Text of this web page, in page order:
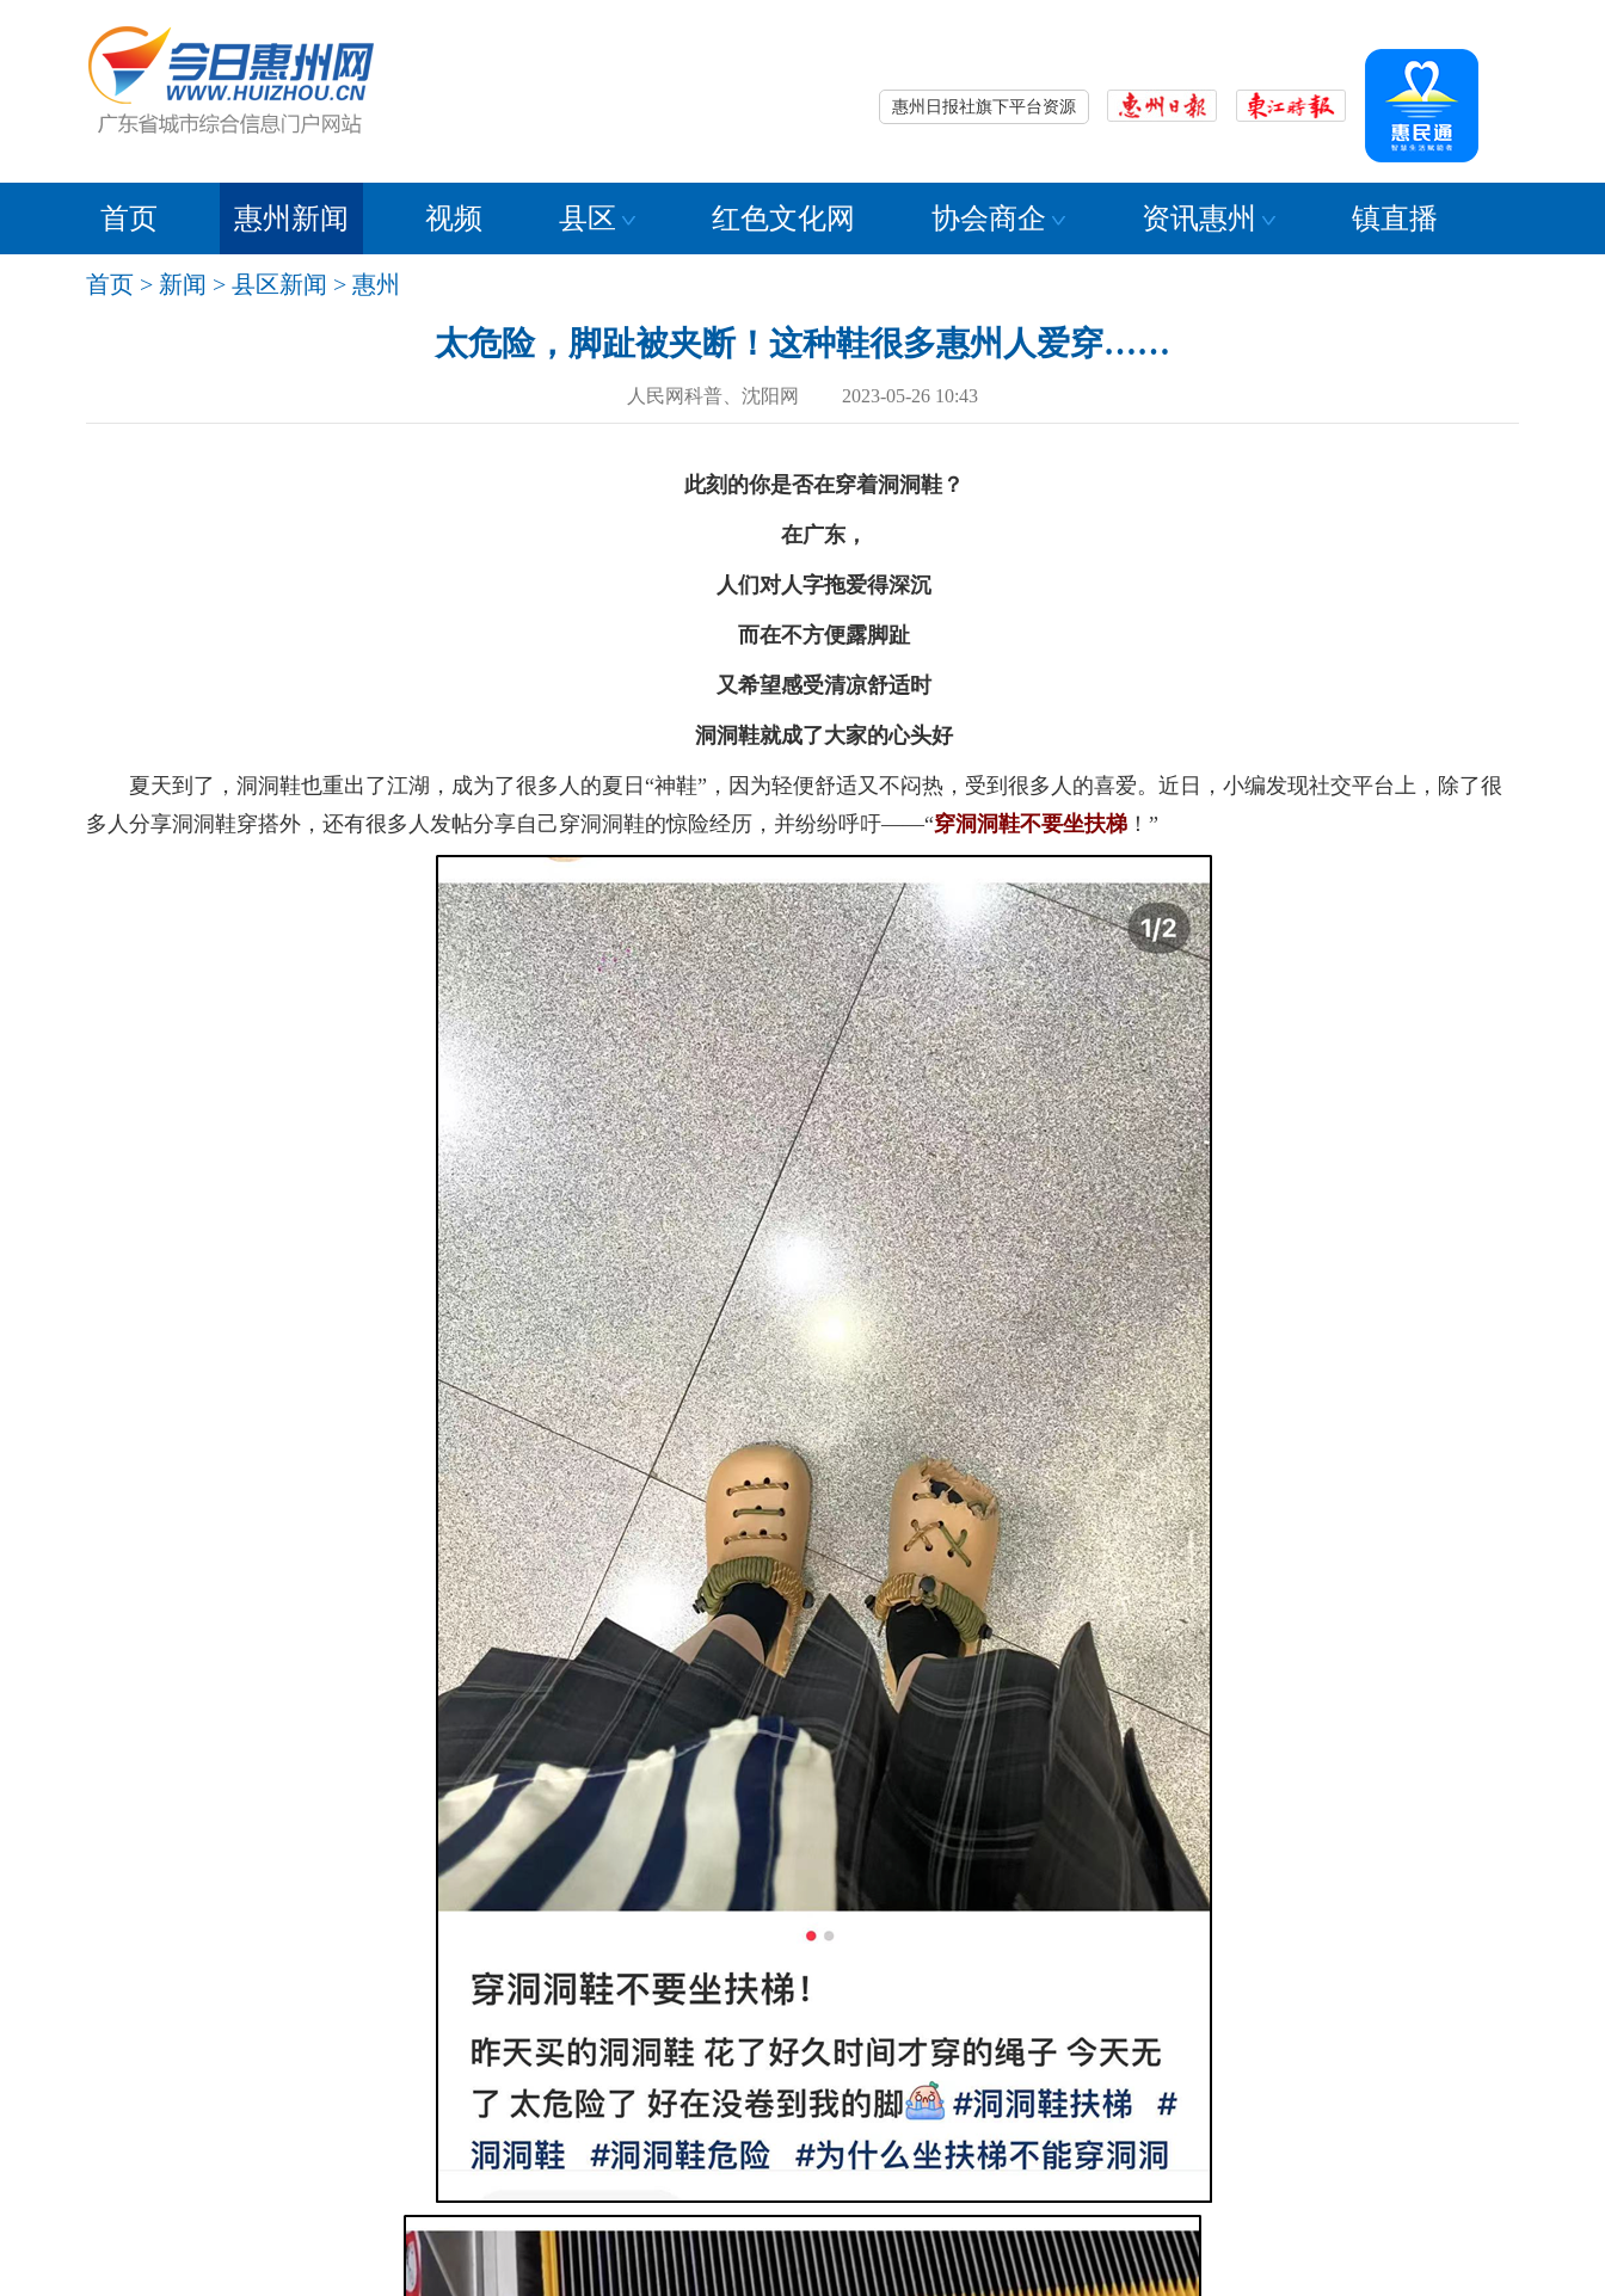
惠州日报社旗下平台资源
首页 惠州新闻 视频 县区 红色文化网 协会商企 资讯惠州 镇直播
首页 > 新闻 > 县区新闻 > 惠州
太危险，脚趾被夹断！这种鞋很多惠州人爱穿……
人民网科普、沈阳网 2023-05-26 10:43
此刻的你是否在穿着洞洞鞋？
在广东，
人们对人字拖爱得深沉
而在不方便露脚趾
又希望感受清凉舒适时
洞洞鞋就成了大家的心头好
夏天到了，洞洞鞋也重出了江湖，成为了很多人的夏日“神鞋”，因为轻便舒适又不闷热，受到很多人的喜爱。近日，小编发现社交平台上，除了很
多人分享洞洞鞋穿搭外，还有很多人发帖分享自己穿洞洞鞋的惊险经历，并纷纷呼吁——“穿洞洞鞋不要坐扶梯 ！”